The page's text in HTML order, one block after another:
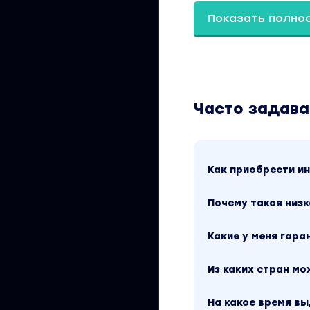
знаков.
посмотреть выше.
«Саморазвитие и
Показать
Часто
Как приобрести
Почему такая
Какие у меня
Из каких стран
На какое время